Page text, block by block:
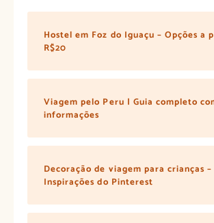
Hostel em Foz do Iguaçu – Opções a
R$20
Viagem pelo Peru | Guia completo
informações
Decoração de viagem para crianças –
Inspirações do Pinterest